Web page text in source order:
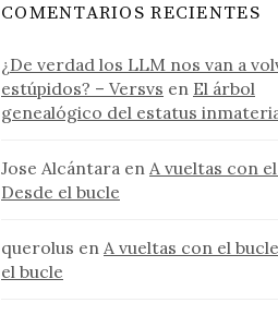
COMENTARIOS RECIENTES
¿De verdad los LLM nos van a
estúpidos? – Versvs en El árbol
genealógico del estatus
Jose Alcántara en A vueltas con
Desde el bucle
querolus en A vueltas con el
el bucle